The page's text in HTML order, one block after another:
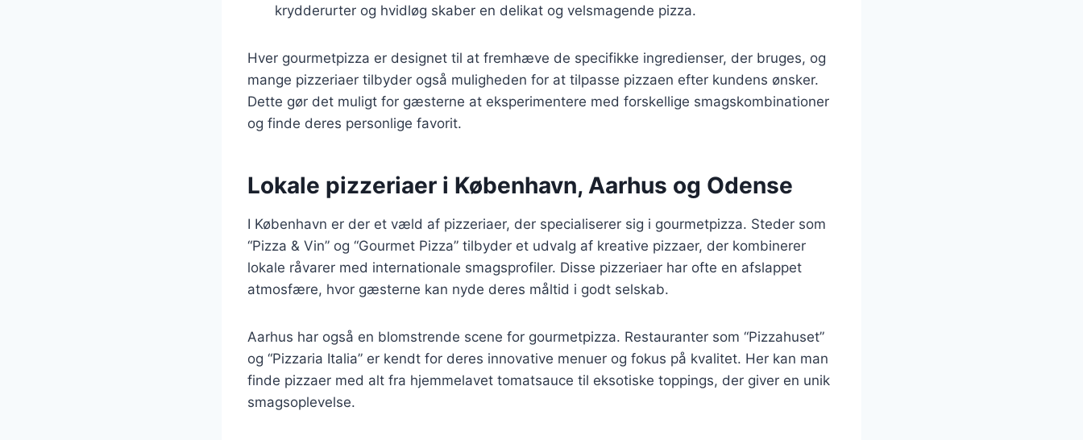
krydderurter og hvidløg skaber en delikat og velsmagende pizza.
Hver gourmetpizza er designet til at fremhæve de specifikke ingredienser, der bruges, og
mange pizzeriaer tilbyder også muligheden for at tilpasse pizzaen efter kundens ønsker.
Dette gør det muligt for gæsterne at eksperimentere med forskellige smagskombinationer
og finde deres personlige favorit.
Lokale pizzeriaer i København, Aarhus og Odense
I København er der et væld af pizzeriaer, der specialiserer sig i gourmetpizza. Steder som
“Pizza & Vin” og “Gourmet Pizza” tilbyder et udvalg af kreative pizzaer, der kombinerer
lokale råvarer med internationale smagsprofiler. Disse pizzeriaer har ofte en afslappet
atmosfære, hvor gæsterne kan nyde deres måltid i godt selskab.
Aarhus har også en blomstrende scene for gourmetpizza. Restauranter som “Pizzahuset”
og “Pizzaria Italia” er kendt for deres innovative menuer og fokus på kvalitet. Her kan man
finde pizzaer med alt fra hjemmelavet tomatsauce til eksotiske toppings, der giver en unik
smagsoplevelse.